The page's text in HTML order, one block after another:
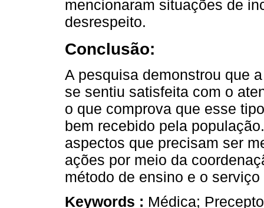
mencionaram situações de
desrespeito.
Conclusão:
A pesquisa demonstrou que
se sentiu satisfeita com o
o que comprova que esse
bem recebido pela
aspectos que precisam ser
ações por meio da
método de ensino e o
Keywords : Médica;